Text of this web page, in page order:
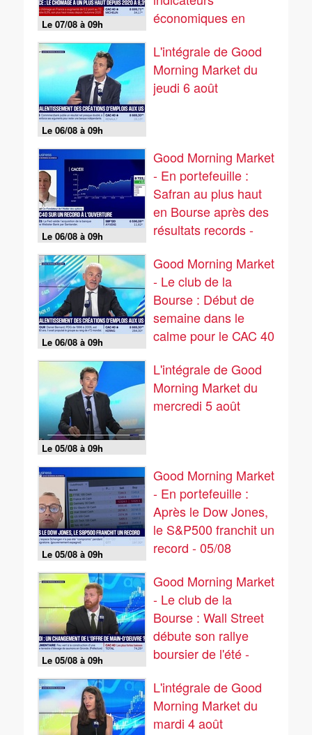
Le 07/08 à 09h
économiques en
s'améliorent - 07/08
Le 06/08 à 09h
L'intégrale de Good
Morning Market du
jeudi 6 août
Le 06/08 à 09h
Good Morning Market
- En portefeuille :
Safran au plus haut
en Bourse après des
résultats records -
Le 06/08 à 09h
Good Morning Market
- Le club de la
Bourse : Début de
semaine dans le
calme pour le CAC 40
Le 05/08 à 09h
L'intégrale de Good
Morning Market du
mercredi 5 août
Le 05/08 à 09h
Good Morning Market
- En portefeuille :
Après le Dow Jones,
le S&P500 franchit un
record - 05/08
Le 05/08 à 09h
Good Morning Market
- Le club de la
Bourse : Wall Street
débute son rallye
boursier de l'été -
L'intégrale de Good
Morning Market du
mardi 4 août